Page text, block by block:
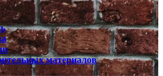
материалов